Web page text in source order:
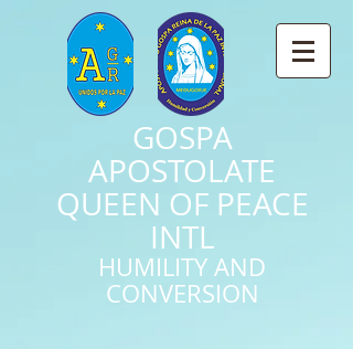
GOSPA
APOSTOLATE
QUEEN OF PEACE
INTL
HUMILITY AND
CONVERSION